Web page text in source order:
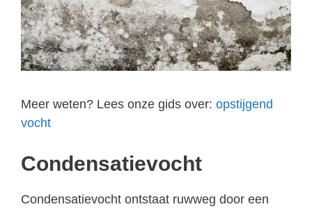
Meer weten? Lees onze gids over: opstijgend
vocht
Condensatievocht
Condensatievocht ontstaat ruwweg door een